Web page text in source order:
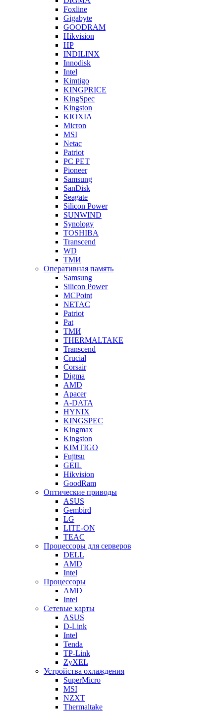
Foxline
Gigabyte
GOODRAM
Hikvision
HP
INDILINX
Innodisk
Intel
Kimtigo
KINGPRICE
KingSpec
Kingston
KIOXIA
Micron
MSI
Netac
Patriot
PC PET
Pioneer
Samsung
SanDisk
Seagate
Silicon Power
SUNWIND
Synology
TOSHIBA
Transcend
WD
ТМИ
Оперативная память
Samsung
Silicon Power
MCPoint
NETAC
Patriot
Pat
ТМИ
THERMALTAKE
Transcend
Crucial
Corsair
Digma
AMD
Apacer
A-DATA
HYNIX
KINGSPEC
Kingmax
Kingston
KIMTIGO
Fujitsu
GEIL
Hikvision
GoodRam
Оптические приводы
ASUS
Gembird
LG
LITE-ON
TEAC
Процессоры для серверов
DELL
AMD
Intel
Процессоры
AMD
Intel
Сетевые карты
ASUS
D-Link
Intel
Tenda
TP-Link
ZyXEL
Устройства охлаждения
SuperMicro
MSI
NZXT
Thermaltake